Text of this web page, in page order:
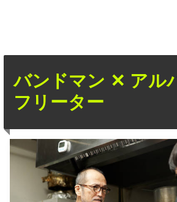
バンドマン ✕ アル
フリーター